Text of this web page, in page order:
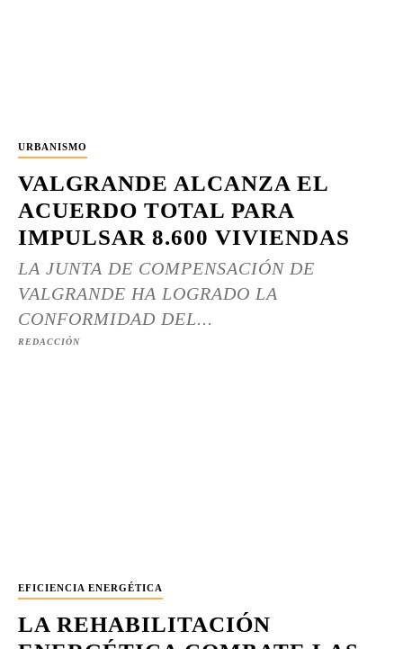
URBANISMO
VALGRANDE ALCANZA EL
ACUERDO TOTAL PARA
IMPULSAR 8.600 VIVIENDAS
LA JUNTA DE COMPENSACIÓN DE
VALGRANDE HA LOGRADO LA
CONFORMIDAD DEL...
REDACCIÓN
EFICIENCIA ENERGÉTICA
LA REHABILITACIÓN